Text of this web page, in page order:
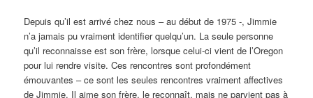
Depuis qu’il est arrivé chez nous – au début de 1975 -, Jimmie
n’a jamais pu vraiment identifier quelqu’un. La seule personne
qu’il reconnaisse est son frère, lorsque celui-ci vient de l’Oregon
pour lui rendre visite. Ces rencontres sont profondément
émouvantes – ce sont les seules rencontres vraiment affectives
de Jimmie. Il aime son frère, le reconnaît, mais ne parvient pas à